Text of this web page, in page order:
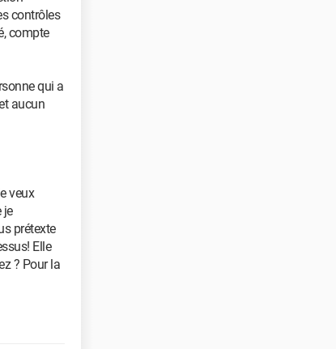
contrôles
compte
qui a
aucun
veux
je
prétexte
Elle
? Pour la